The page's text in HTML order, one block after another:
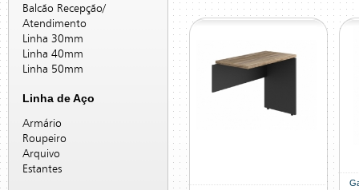
Balcão Recepção/
Atendimento
Linha 30mm
Linha 40mm
Linha 50mm
Linha de Aço
Armário
Roupeiro
Arquivo
Estantes